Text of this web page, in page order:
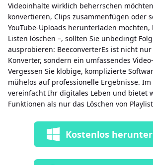
Videoinhalte wirklich beherrschen
konvertieren, Clips zusammenfügen oder
YouTube-Uploads herunterladen möchten,
Listen löschen –, sollten Sie unbedingt
ausprobieren: BeeconverterEs ist nicht
Konverter, sondern ein umfassendes
Vergessen Sie klobige, komplizierte
mühelos auf professionelle Ergebnisse. Im
vereinfacht Ihr digitales Leben und bietet
Funktionen als nur das Löschen von
Kostenlos